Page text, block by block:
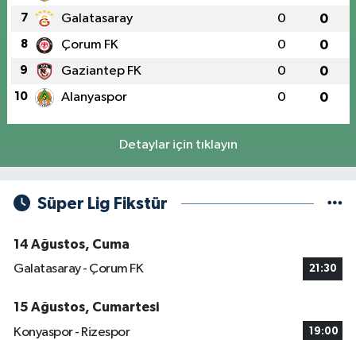
7 Galatasaray 0 0
8 Çorum FK 0 0
9 Gaziantep FK 0 0
10 Alanyaspor 0 0
Detaylar için tıklayın
Süper Lig Fikstür
14 Ağustos, Cuma
Galatasaray - Çorum FK
21:30
15 Ağustos, Cumartesi
Konyaspor - Rizespor
19:00